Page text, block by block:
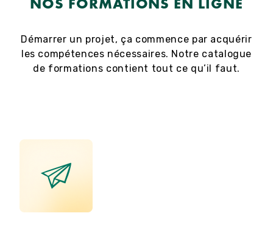
Démarrer un projet, ça commence par acquérir
les compétences nécessaires. Notre catalogue
de formations contient tout ce qu’il faut.